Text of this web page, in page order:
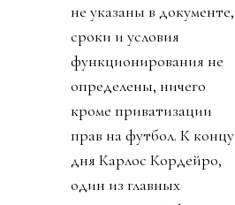
не указаны в документе,
сроки и условия
функционирования не
определены, ничего
кроме приватизации
прав на футбол. К концу
дня Карлос Кордейро,
один из главных